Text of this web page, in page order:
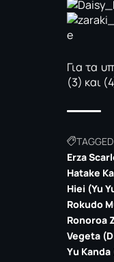
Για τα
(3) και
Erza
Hatake
Hiei (Yu
Rokudo
Ronoroa
Vegeta
Υu Kanda